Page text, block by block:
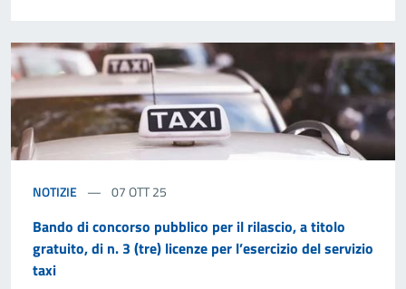
NOTIZIE 07 OTT 25
Bando di concorso pubblico per il rilascio, a titolo
gratuito, di n. 3 (tre) licenze per l’esercizio del servizio
taxi